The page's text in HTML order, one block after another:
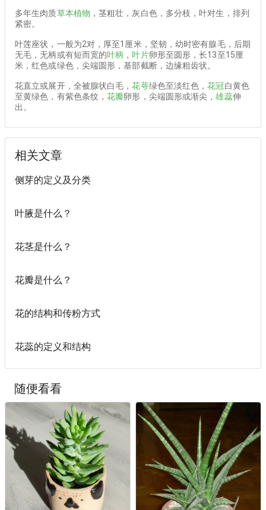
多年生肉质草本植物 ，茎粗壮，灰白色，多分枝，叶对生，排列
紧密。
叶莲座状，一般为2对，厚至1厘米，坚韧，幼时密有腺毛，后期
无毛，无柄或有短而宽的叶柄 ，叶片卵形至圆形，长13至15厘
米，红色或绿色，尖端圆形，基部截断，边缘粗齿状。
花直立或展开，全被腺状白毛，花萼绿色至淡红色，花冠白黄色
至黄绿色，有紫色条纹，花瓣卵形，尖端圆形或渐尖，雄蕊伸
出。
相关文章
侧芽的定义及分类
叶腋是什么？
花茎是什么？
花瓣是什么？
花的结构和传粉方式
花蕊的定义和结构
随便看看